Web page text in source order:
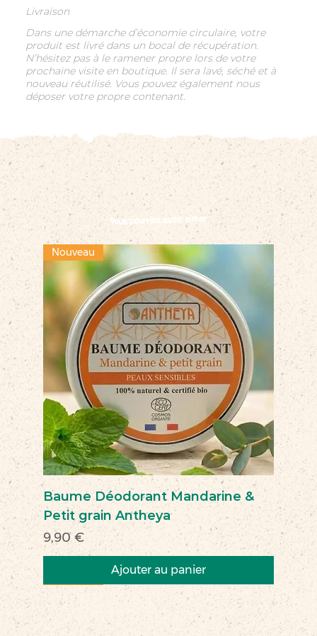
Livraison
Dans une démarche d’économie circulaire, votre
produit est livré dans un bocal de récupération.
N’hésitez pas à le ramener propre lors de votre
prochaine visite en boutique. Il sera lavé, séché et à
nouveau réutilisé. Vous pouvez également nous
déposer votre propre contenant.
Vous pourriez aussi aimer
Nouveau
Baume Déodorant Mandarine &
Petit grain Antheya
Prix
9,90 €
Ajouter au panier
Nouveau
Nouveau
Nouveau
Nouveau
Nouveau
Nouveau
Nouveau
Nouveauté
Nouveau
Nouveau
Commerce équitable
Nouveau